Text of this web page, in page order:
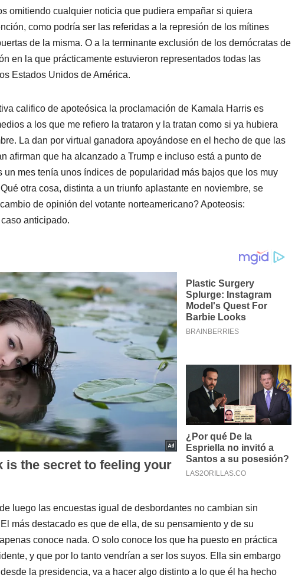
omitiendo cualquier noticia que pudiera empañar si quiera
como podría ser las referidas a la represión de los mítines
de la misma. O a la terminante exclusión de los demócratas de
en la que prácticamente estuvieron representados todas las
Estados Unidos de América.
califico de apoteósica la proclamación de Kamala Harris es
a los que me refiero la trataron y la tratan como si ya hubiera
La dan por virtual ganadora apoyándose en el hecho de que las
afirman que ha alcanzado a Trump e incluso está a punto de
un mes tenía unos índices de popularidad más bajos que los muy
otra cosa, distinta a un triunfo aplastante en noviembre, se
de opinión del votante norteamericano? Apoteosis:
anticipado.
luego las encuestas igual de desbordantes no cambian sin
más destacado es que de ella, de su pensamiento y de su
conoce nada. O solo conoce los que ha puesto en práctica
y que por lo tanto vendrían a ser los suyos. Ella sin embargo
la presidencia, va a hacer algo distinto a lo que él ha hecho